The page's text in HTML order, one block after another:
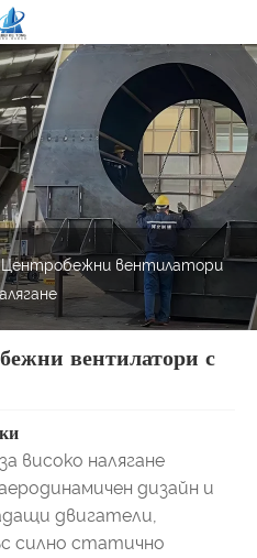
Центробежни вентилатори
вентилатори с
високо налягане
дизайн и
двигатели,
силно статично